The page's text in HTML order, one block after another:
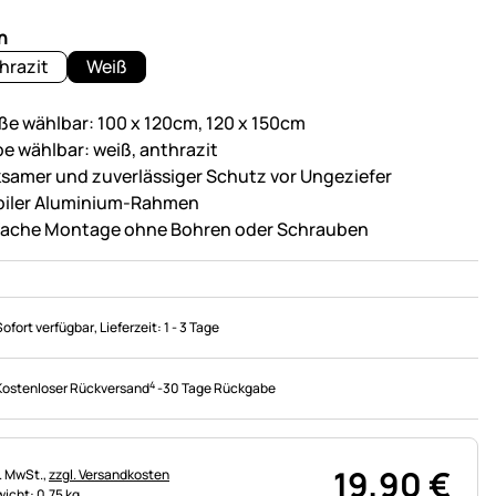
Weiß
wählbar: 100 x 120cm, 120 x 150cm
wählbar: weiß, anthrazit
und zuverlässiger Schutz vor Ungeziefer
Aluminium-Rahmen
Montage ohne Bohren oder Schrauben
verfügbar, Lieferzeit:1 - 3 Tage
Rückversand4-30 Tage Rückgabe
MwSt.,zzgl. Versandkosten
19,90€